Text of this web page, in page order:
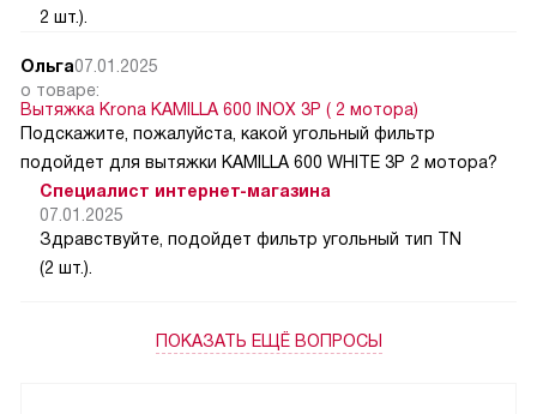
2 шт.).
Ольга07.01.2025
о товаре:
Вытяжка Krona KAMILLA 600 INOX 3P ( 2 мотора)
Подскажите, пожалуйста, какой угольный фильтр
подойдет для вытяжки KAMILLA 600 WHITE 3P 2 мотора?
Специалист интернет-магазина
07.01.2025
Здравствуйте, подойдет фильтр угольный тип TN
(2 шт.).
ПОКАЗАТЬ ЕЩЁ ВОПРОСЫ